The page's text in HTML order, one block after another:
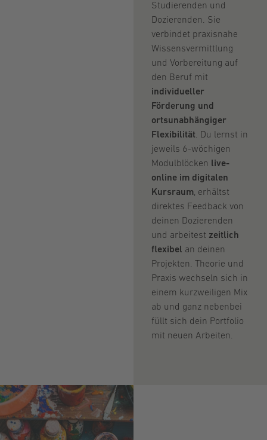
Studierenden und
Dozierenden. Sie
verbindet praxisnahe
Wissensvermittlung
und Vorbereitung auf
den Beruf mit
individueller
Förderung und
ortsunabhängiger
Flexibilität. Du lernst in
jeweils 6-wöchigen
Modulblöcken live-
online im digitalen
Kursraum, erhältst
direktes Feedback von
deinen Dozierenden
und arbeitest zeitlich
flexibel an deinen
Projekten. Theorie und
Praxis wechseln sich in
einem kurzweiligen Mix
ab und ganz nebenbei
füllt sich dein Portfolio
mit neuen Arbeiten.